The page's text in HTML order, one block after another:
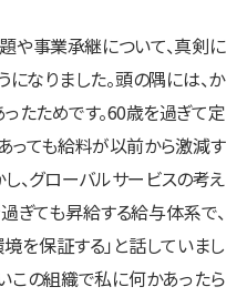
や事業承継について、真剣に
なりました。頭の隅には、か
たためです。60歳を過ぎて定
っても給料が以前から激減す
、グローバルサービスの考え
ぎても昇給する給与体系で、
を保証する」と話していまし
この組織で私に何かあったら